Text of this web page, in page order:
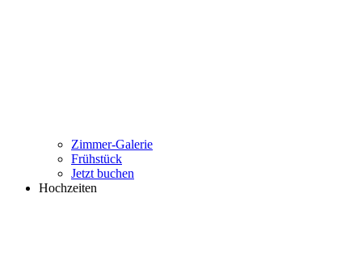
Zimmer-Galerie
Frühstück
Jetzt buchen
Hochzeiten